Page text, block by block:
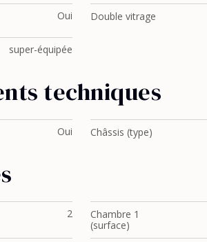
Oui Double vitrage
super-équipée
techniques
Oui Châssis (type)
2
Chambre 1
(surface)